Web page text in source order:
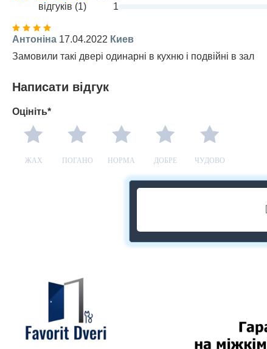
відгуків (1)
1
Антоніна 17.04.2022 Киев
Замовили такі двері одинарні в кухню і подвійні в зал
Написати відгук
Оцініть*
ЖАХ ПОГАНО НОРМА ДОБРЕ ЧУДОВО